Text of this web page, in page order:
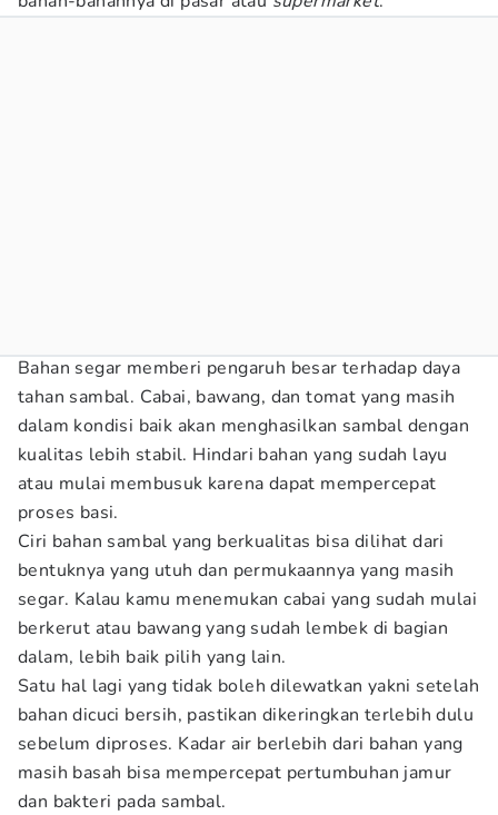
Bahan segar memberi pengaruh besar terhadap daya
tahan sambal. Cabai, bawang, dan tomat yang masih
dalam kondisi baik akan menghasilkan sambal dengan
kualitas lebih stabil. Hindari bahan yang sudah layu
atau mulai membusuk karena dapat mempercepat
proses basi.
Ciri bahan sambal yang berkualitas bisa dilihat dari
bentuknya yang utuh dan permukaannya yang masih
segar. Kalau kamu menemukan cabai yang sudah mulai
berkerut atau bawang yang sudah lembek di bagian
dalam, lebih baik pilih yang lain.
Satu hal lagi yang tidak boleh dilewatkan yakni setelah
bahan dicuci bersih, pastikan dikeringkan terlebih dulu
sebelum diproses. Kadar air berlebih dari bahan yang
masih basah bisa mempercepat pertumbuhan jamur
dan bakteri pada sambal.